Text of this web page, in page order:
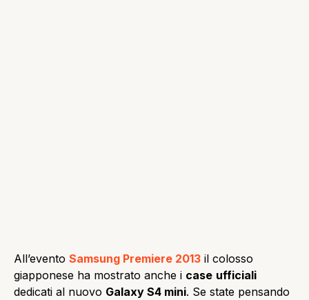
All’evento Samsung Premiere 2013 il colosso
giapponese ha mostrato anche i case ufficiali
dedicati al nuovo Galaxy S4 mini. Se state pensando